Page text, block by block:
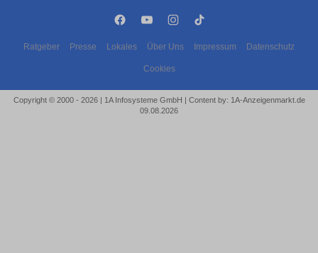
Ratgeber Presse Lokales Über Uns Impressum Datenschutz
Cookies
Copyright © 2000 - 2026 | 1A Infosysteme GmbH | Content by: 1A-Anzeigenmarkt.de
09.08.2026